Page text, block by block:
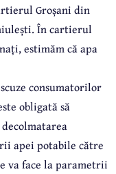
Groșani din
În cartierul
estimăm că apa
scuze consumatorilor
obligată să
apei potabile către
va face la parametrii